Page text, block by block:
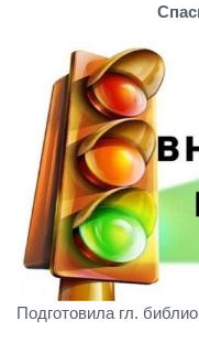
Подготовила гл.